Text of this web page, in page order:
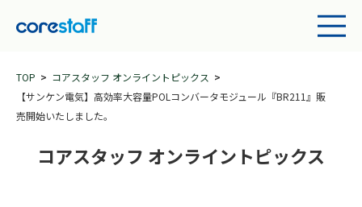
TOP
コアスタッフ オンライントピックス
【サンケン電気】高効率大容量POLコンバータモジュール『BR211』販
売開始いたしました。
コアスタッフ オンライントピックス